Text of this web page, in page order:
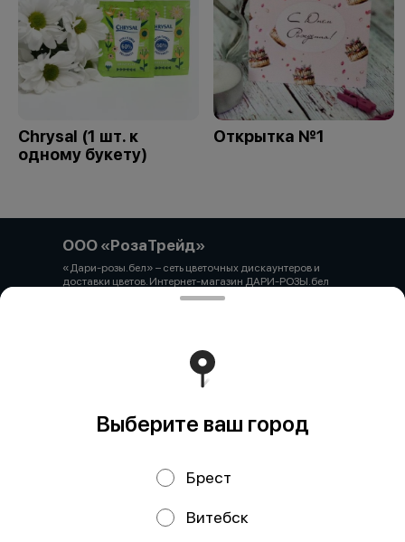
Chrysal (1 шт. к
одному букету)
Открытка №1
ООО «РозаТрейд»
«Дари-розы.бел» – сеть цветочных дискаунтеров и
доставки цветов. Интернет-магазин ДАРИ-РОЗЫ.бел
зарегистрирован 06.12.2021 № 524431 в Торговом
выдано администрацией Первомайского района г.
Витебска от 12.10.2021 УНП 391926869 Мы принимаем
онлайн оплату. ВНИМАНИЕ перед оплатой уточняйте
наличие товара у менеджера.
Политика конфиденциальности
Выберите ваш город
Брест
Витебск